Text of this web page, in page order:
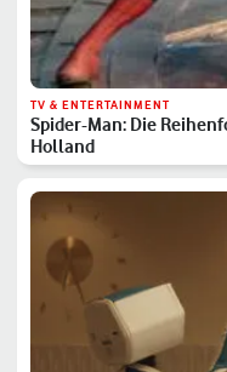
TV & ENTERTAINMENT
Spider-Man: Die
Holland